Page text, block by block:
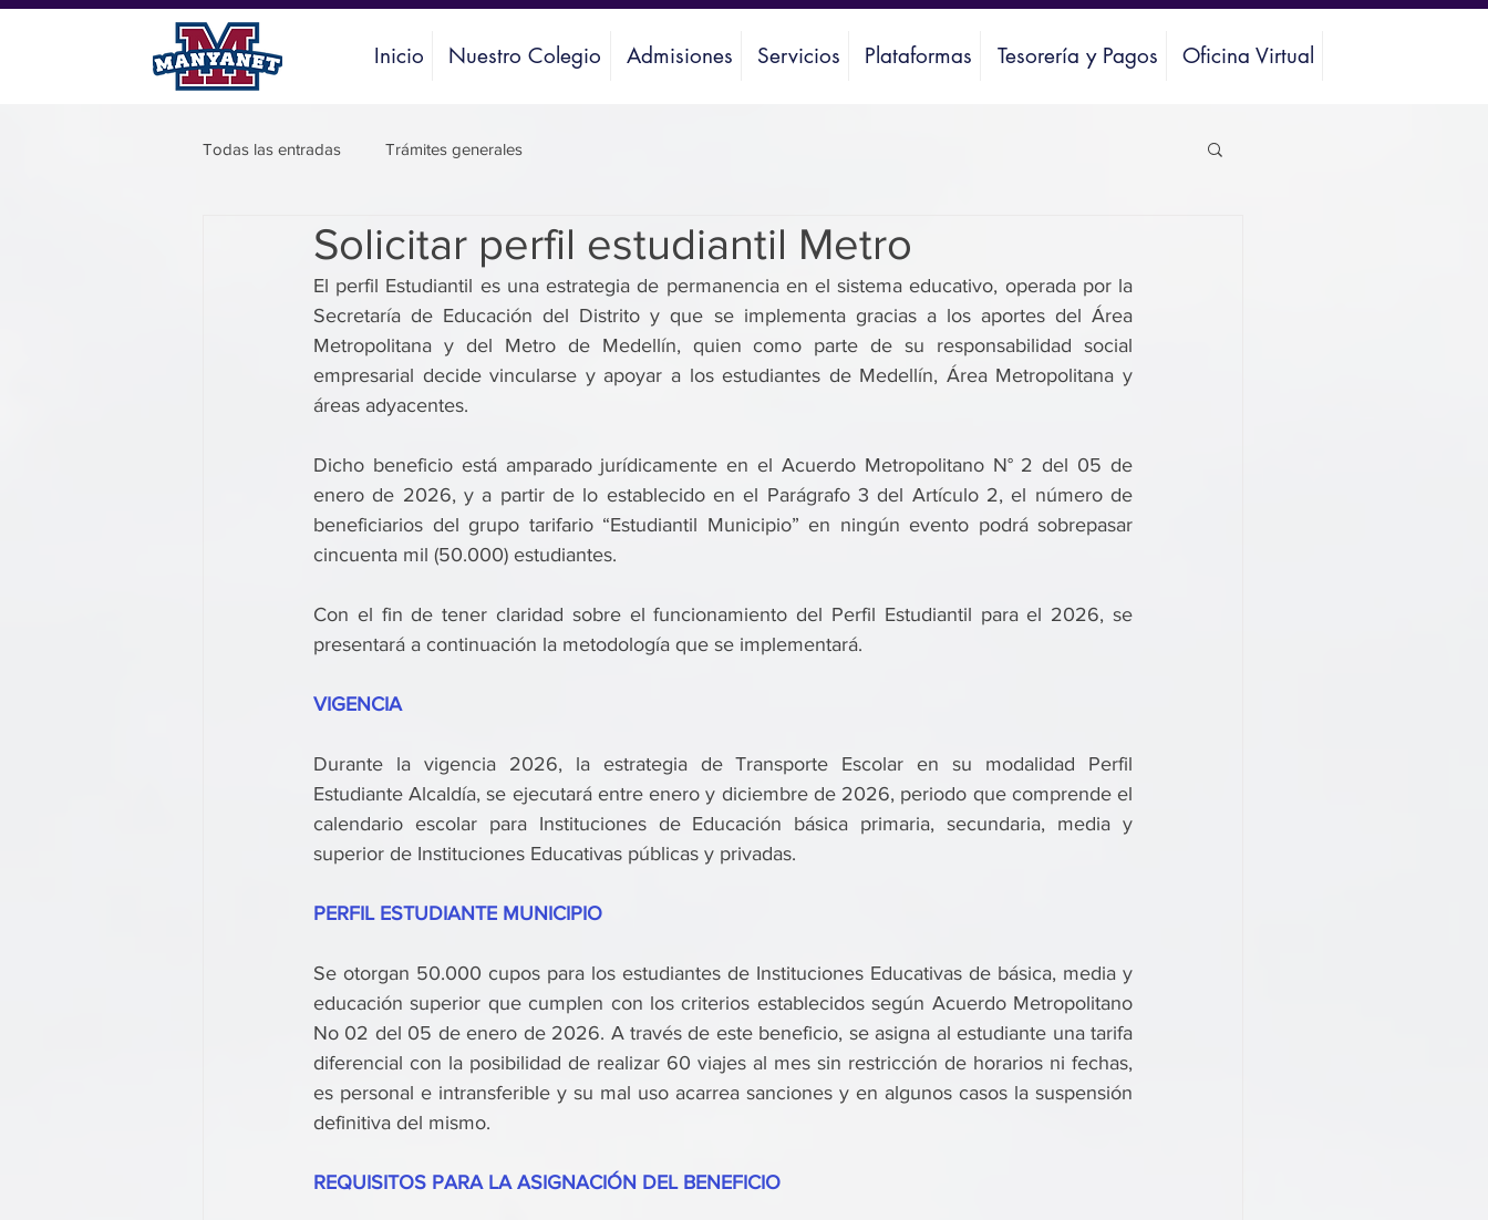
Inicio Nuestro Colegio Admisiones Servicios Plataformas Tesorería y Pagos Oficina Virtual
Todas las entradas Trámites generales
Solicitar perfil estudiantil Metro
El perfil Estudiantil es una estrategia de permanencia en el sistema educativo, operada por la
Secretaría de Educación del Distrito y que se implementa gracias a los aportes del Área
Metropolitana y del Metro de Medellín, quien como parte de su responsabilidad social
empresarial decide vincularse y apoyar a los estudiantes de Medellín, Área Metropolitana y
áreas adyacentes.
Dicho beneficio está amparado jurídicamente en el Acuerdo Metropolitano N° 2 del 05 de
enero de 2026, y a partir de lo establecido en el Parágrafo 3 del Artículo 2, el número de
beneficiarios del grupo tarifario “Estudiantil Municipio” en ningún evento podrá sobrepasar
cincuenta mil (50.000) estudiantes.
Con el fin de tener claridad sobre el funcionamiento del Perfil Estudiantil para el 2026, se
presentará a continuación la metodología que se implementará.
VIGENCIA
Durante la vigencia 2026, la estrategia de Transporte Escolar en su modalidad Perfil
Estudiante Alcaldía, se ejecutará entre enero y diciembre de 2026, periodo que comprende el
calendario escolar para Instituciones de Educación básica primaria, secundaria, media y
superior de Instituciones Educativas públicas y privadas.
PERFIL ESTUDIANTE MUNICIPIO
Se otorgan 50.000 cupos para los estudiantes de Instituciones Educativas de básica, media y
educación superior que cumplen con los criterios establecidos según Acuerdo Metropolitano
No 02 del 05 de enero de 2026. A través de este beneficio, se asigna al estudiante una tarifa
diferencial con la posibilidad de realizar 60 viajes al mes sin restricción de horarios ni fechas,
es personal e intransferible y su mal uso acarrea sanciones y en algunos casos la suspensión
definitiva del mismo.
REQUISITOS PARA LA ASIGNACIÓN DEL BENEFICIO